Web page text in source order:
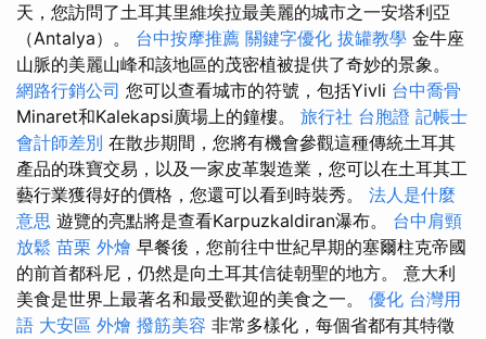
天，您訪問了土耳其里維埃拉最美麗的城市之一安塔利亞
（Antalya）。 台中按摩推薦 關鍵字優化 拔罐教學 金牛座
山脈的美麗山峰和該地區的茂密植被提供了奇妙的景象。
網路行銷公司 您可以查看城市的符號，包括Yivli 台中喬骨
Minaret和Kalekapsi廣場上的鐘樓。 旅行社 台胞證 記帳士
會計師差別 在散步期間，您將有機會參觀這種傳統土耳其
產品的珠寶交易，以及一家皮革製造業，您可以在土耳其工
藝行業獲得好的價格，您還可以看到時裝秀。 法人是什麼
意思 遊覽的亮點將是查看Karpuzkaldiran瀑布。 台中肩頸
放鬆 苗栗 外燴 早餐後，您前往中世紀早期的塞爾柱克帝國
的前首都科尼，仍然是向土耳其信徒朝聖的地方。 意大利
美食是世界上最著名和最受歡迎的美食之一。 優化 台灣用
語 大安區 外燴 撥筋美容 非常多樣化，每個省都有其特徵